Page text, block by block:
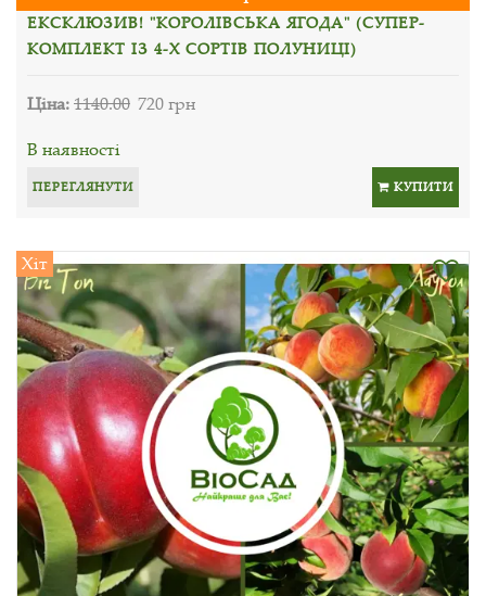
ЕКСКЛЮЗИВ! "КОРОЛІВСЬКА ЯГОДА" (СУПЕР-
КОМПЛЕКТ ІЗ 4-Х СОРТІВ ПОЛУНИЦІ)
Ціна:1140.00 720 грн
В наявності
ПЕРЕГЛЯНУТИ КУПИТИ
Хіт